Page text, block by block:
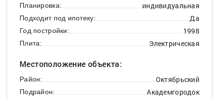
Планировка: индивидуальная
Подходит под ипотеку: Да
Год постройки: 1998
Плита: Электрическая
Местоположение объекта:
Район: Октябрьский
Подрайон: Академгородок